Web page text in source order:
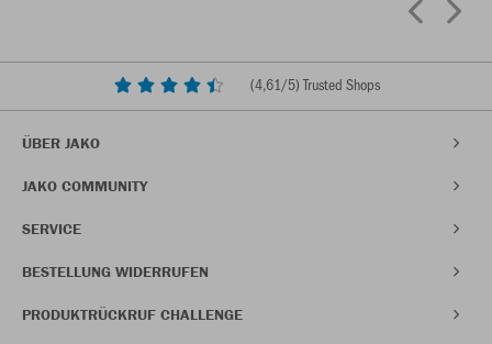
(4,61/5) Trusted Shops
ÜBER JAKO
JAKO COMMUNITY
SERVICE
BESTELLUNG WIDERRUFEN
PRODUKTRÜCKRUF CHALLENGE